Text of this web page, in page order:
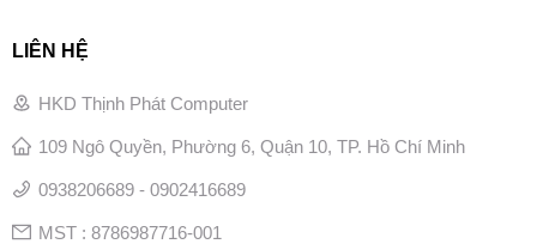
LIÊN HỆ
HKD Thịnh Phát Computer
109 Ngô Quyền, Phường 6, Quận 10, TP. Hồ Chí Minh
0938206689 - 0902416689
MST : 8786987716-001